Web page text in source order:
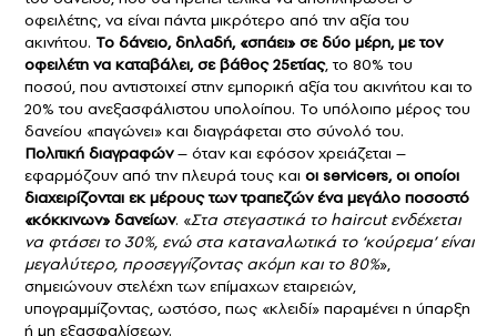
οφειλέτης, να είναι πάντα μικρότερο από την αξία του
ακινήτου. Το δάνειο, δηλαδή, «σπάει» σε δύο μέρη, με τον
οφειλέτη να καταβάλει, σε βάθος 25ετίας, το 80% του
ποσού, που αντιστοιχεί στην εμπορική αξία του ακινήτου και το
20% του ανεξασφάλιστου υπολοίπου. Το υπόλοιπο μέρος του
δανείου «παγώνει» και διαγράφεται στο σύνολό του.
Πολιτική διαγραφών– όταν και εφόσον χρειάζεται –
εφαρμόζουν από την πλευρά τους και οι servicers, οι οποίοι
διαχειρίζονται εκ μέρους των τραπεζών ένα μεγάλο ποσοστό
«κόκκινων» δανείων. «Στα στεγαστικά το haircut ενδέχεται
να φτάσει το 30%, ενώ στα καταναλωτικά το ‘κούρεμα’ είναι
μεγαλύτερο, προσεγγίζοντας ακόμη και το 80%»,
σημειώνουν στελέχη των επίμαχων εταιρειών,
υπογραμμίζοντας, ωστόσο, πως «κλειδί» παραμένει η ύπαρξη
ή μη εξασφαλίσεων.